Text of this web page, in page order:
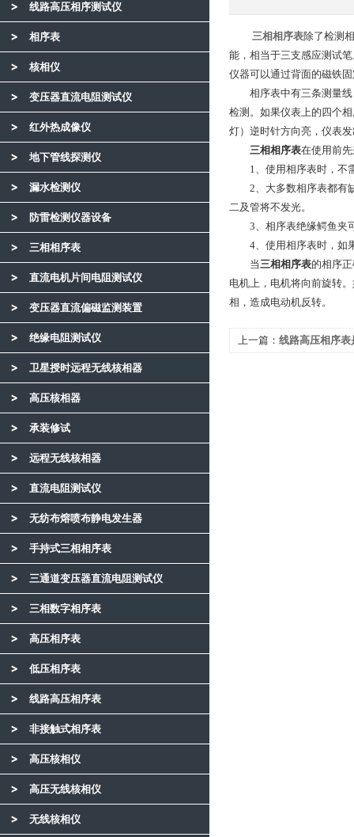
线路高压相序测试仪
相序表
核相仪
变压器直流电阻测试仪
红外热成像仪
地下管线探测仪
漏水检测仪
防雷检测仪器设备
三相相序表
直流电机片间电阻测试仪
变压器直流偏磁监测装置
绝缘电阻测试仪
卫星授时远程无线核相器
高压核相器
承装修试
远程无线核相器
直流电阻测试仪
无纺布熔喷布静电发生器
手持式三相相序表
三通道变压器直流电阻测试仪
三相数字相序表
高压相序表
低压相序表
线路高压相序表
非接触式相序表
高压核相仪
高压无线核相仪
无线核相仪
三相相序表除了检测
能，相当于三支感应测试
仪器可以通过背面的磁铁
相序表中有三条测量线
检测。如果仪表上的四个
灯）逆时针方向亮，仪表
三相相序表在使用前
1、使用相序表时，不需
2、大多数相序表都有缺
二及管将不发光。
3、相序表绝缘鳄鱼夹可
4、使用相序表时，如果
当三相相序表的相序
电机上，电机将向前旋转
相，造成电动机反转。
上一篇： 线路高压相序